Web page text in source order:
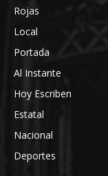
Rojas
Local
Portada
Al Instante
Hoy Escriben
Estatal
Nacional
Deportes